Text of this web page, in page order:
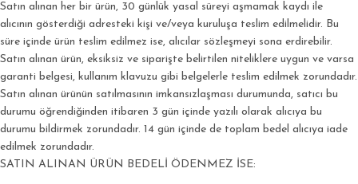
Satın alınan her bir ürün, 30 günlük yasal süreyi aşmamak kaydı ile
alıcının gösterdiği adresteki kişi ve/veya kuruluşa teslim edilmelidir. Bu
süre içinde ürün teslim edilmez ise, alıcılar sözleşmeyi sona erdirebilir.
Satın alınan ürün, eksiksiz ve siparişte belirtilen niteliklere uygun ve varsa
garanti belgesi, kullanım klavuzu gibi belgelerle teslim edilmek zorundadır.
Satın alınan ürünün satılmasının imkansızlaşması durumunda, satıcı bu
durumu öğrendiğinden itibaren 3 gün içinde yazılı olarak alıcıya bu
durumu bildirmek zorundadır. 14 gün içinde de toplam bedel alıcıya iade
edilmek zorundadır.
SATIN ALINAN ÜRÜN BEDELİ ÖDENMEZ İSE: